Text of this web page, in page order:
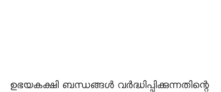
ഉഭയകക്ഷി ബന്ധങ്ങൾ വർദ്ധിപ്പിക്കുന്നതിന്റെ